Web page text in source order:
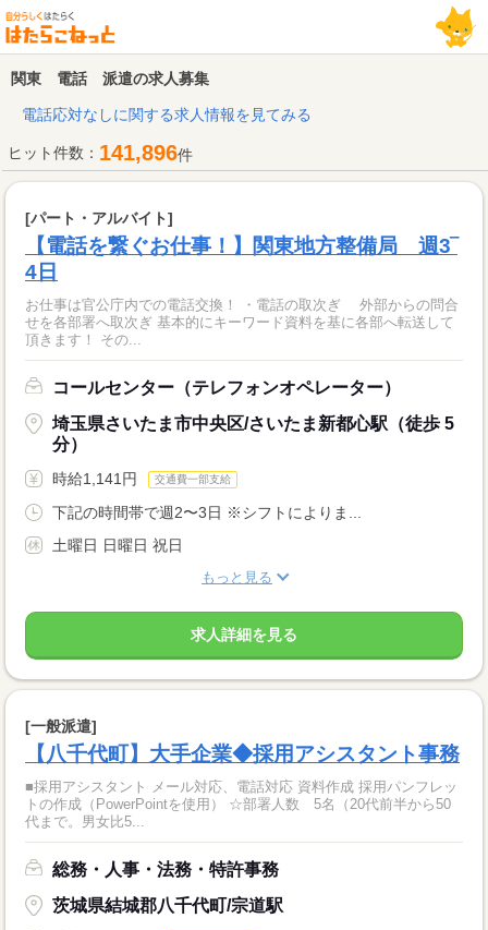
関東 電話 派遣の求人募集
電話応対なしに関する求人情報を見てみる
ヒット件数： 141,896件
[パート・アルバイト]
【電話を繋ぐお仕事！】関東地方整備局 週3‾
4日
お仕事は官公庁内での電話交換！ ・電話の取次ぎ 外部からの問合
せを各部署へ取次ぎ 基本的にキーワード資料を基に各部へ転送して
頂きます！ その...
コールセンター（テレフォンオペレーター）
埼玉県さいたま市中央区/さいたま新都心駅（徒歩 5
分）
時給1,141円 交通費一部支給
下記の時間帯で週2〜3日 ※シフトによりま...
土曜日 日曜日 祝日
もっと見る
求人詳細を見る
[一般派遣]
【八千代町】大手企業◆採用アシスタント事務
■採用アシスタント メール対応、電話対応 資料作成 採用パンフレッ
トの作成（PowerPointを使用） ☆部署人数 5名（20代前半から50
代まで。男女比5...
総務・人事・法務・特許事務
茨城県結城郡八千代町/宗道駅